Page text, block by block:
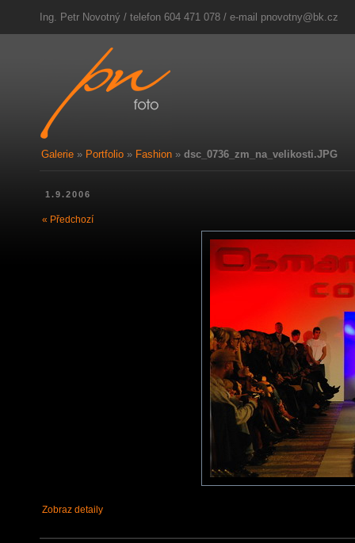
Ing. Petr Novotný / telefon 604 471 078 / e-mail pnovotny@bk.cz
Galerie » Portfolio » Fashion » dsc_0736_zm_na_velikosti.JPG
1.9.2006
« Předchozí
Zobraz detaily